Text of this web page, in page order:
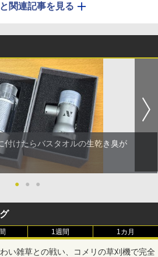
関連記事を見る
付けたらバスタオルの生乾き臭が
● ● ●
1週間 1カ月
い雑草との戦い、コメリの草刈機で完全